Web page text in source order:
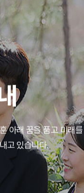
아래꿈을 품고 미래
고 있습니다.